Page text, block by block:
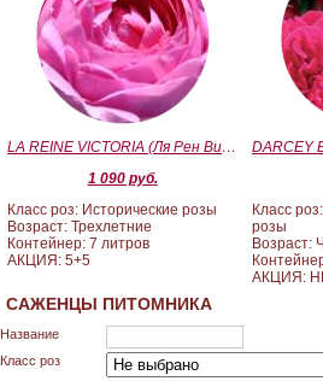
LA REINE VICTORIA (Ля Рен Виктория)
1 090 руб.
Класс роз: Исторические розы
Возраст: Трехлетние
Контейнер: 7 литров
АКЦИЯ: 5+5
Класс
розы
Возраст:
АКЦИЯ:
САЖЕНЦЫ ПИТОМНИКА
Название
Класс роз